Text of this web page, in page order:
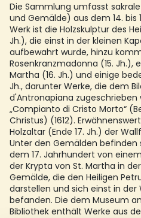
Die Sammlung umfasst
und Gemälde) aus dem 14. bis
Werk ist die Holzskulptur des
Jh.), die einst in der kleinen
aufbewahrt wurde, hinzu
Rosenkranzmadonna (15. Jh.),
Martha (16. Jh.) und einige
Jh., darunter Werke, die dem
d'Antronapiana zugeschrieben
„Compianto di Cristo Morto“
Christus) (1612).
Holzaltar (Ende 17. Jh.) der
Unter den Gemälden befinden
dem 17. Jahrhundert von
der Krypta von St. Martha in
Gemälde, die den Heiligen
darstellen und sich einst in der
befanden. Die dem Museum
Bibliothek enthält Werke aus